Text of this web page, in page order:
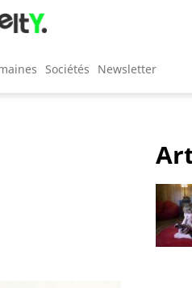
Sociétés Newsletter